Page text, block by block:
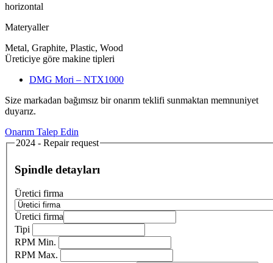
horizontal
Materyaller
Metal, Graphite, Plastic, Wood
Üreticiye göre makine tipleri
DMG Mori – NTX1000
Size markadan bağımsız bir onarım teklifi sunmaktan memnuniyet
duyarız.
Onarım Talep Edin
2024 - Repair request
Spindle detayları
Üretici firma
Üretici firma
Tipi
RPM Min.
RPM Max.